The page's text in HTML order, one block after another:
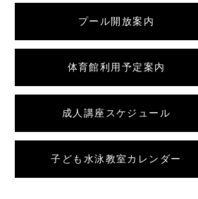
プール開放案内
体育館利用予定案内
成人講座スケジュール
子ども水泳教室カレンダー
/home/wordstock/numasupo.com/
: Attempt to read property
/home/wordstock/numasupo.com/
content/themes/numaspo/single.php